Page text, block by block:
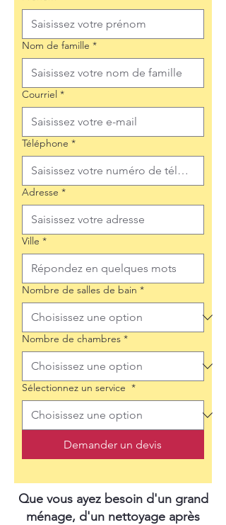
Nom de famille *
Courriel *
Téléphone *
Adresse *
Ville *
Nombre de salles de bain *
Nombre de chambres *
Sélectionnez un service *
Demander un devis
Que vous ayez besoin d'un grand
ménage, d'un nettoyage après